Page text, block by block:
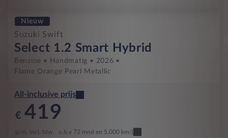
Nieuw
Suzuki Swift
Select 1.2 Smart Hybrid
Benzine Handmatig
2026
Flame Orange Pearl Metallic
All-inclusive prijs
€ 419
p/m. incl. btw o.b.v 72 mnd en 5,000 km/j